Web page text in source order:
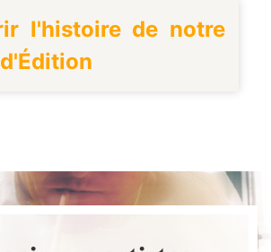
l'histoire de notre